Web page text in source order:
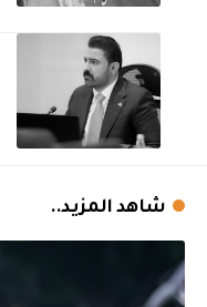
شاهد المزيد..